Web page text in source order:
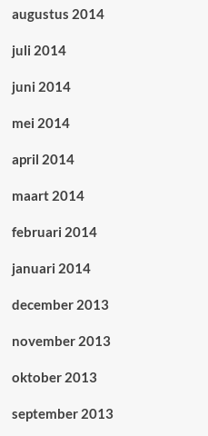
augustus 2014
juli 2014
juni 2014
mei 2014
april 2014
maart 2014
februari 2014
januari 2014
december 2013
november 2013
oktober 2013
september 2013